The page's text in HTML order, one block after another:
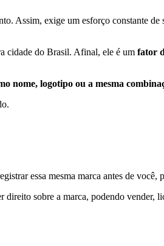
Assim, exige um esforço constante
cidade do Brasil. Afinal, ele é um fator
nome, logotipo ou a mesma
essa mesma marca antes de
sobre a marca, podendo vender,